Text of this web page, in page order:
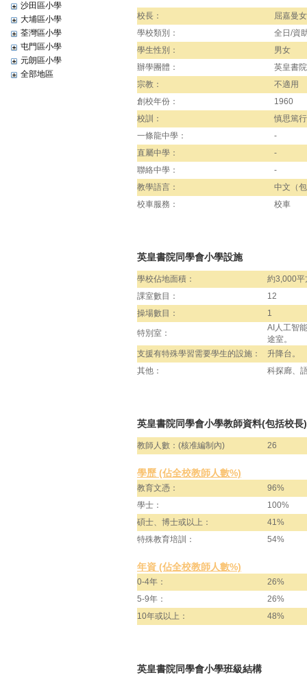
沙田區小學
大埔區小學
荃灣區小學
屯門區小學
元朗區小學
全部地區
校長：
屈嘉曼
學校類別：
全日/資
學生性別：
男女
辦學團體：
英皇書
宗教：
不適用
創校年份：
1960
校訓：
慎思篤行
一條龍中學：
-
直屬中學：
-
聯絡中學：
-
教學語言：
中文（
校車服務：
校車
英皇書院同學會小學設施
學校佔地面積：
約3,000平
課室數目：
12
操場數目：
1
特別室：
AI人工智
途室。
支援有特殊學習需要學生的設施：
升降台。
其他：
科探廊、
英皇書院同學會小學教師資料(包括校長)
教師人數：(核准編制內) 26
學歷 (佔全校教師人數%)
教育文憑：
96%
學士：
100%
碩士、博士或以上：
41%
特殊教育培訓：
54%
年資 (佔全校教師人數%)
0-4年：
26%
5-9年：
26%
10年或以上：
48%
英皇書院同學會小學班級結構